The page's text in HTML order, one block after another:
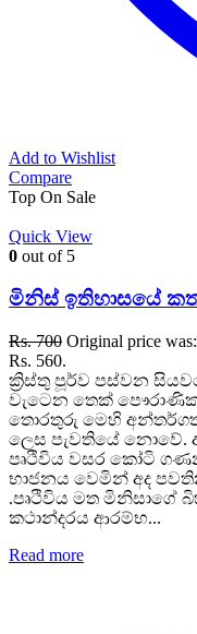
Add to Wishlist
Compare
Top On Sale
Quick View
0 out of 5
මිනිස් ඉතිහාසයේ
Rs.700 Original price
Rs. 560.
ක්‍රිස්තු පූර්ව පස්වන
වැටෙන තෙක් පෞරාණික
තොරතුරු මෙහි
ලෙස පැවතියේ නොවේ.
පෘථිවිය වසර කෝටි
භාජනය වෙමින් අද
.පෘථිවිය මත මිනිසාගේ
කථාන්දරය ආරම්භ...
Read more